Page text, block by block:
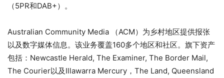
（5PR和DAB+）。
Australian Community Media （ACM）为乡村地区提供报张
以及数字媒体信息。该业务覆盖160多个地区和社区。旗下资产
包括：Newcastle Herald, The Examiner, The Border Mail,
The Courier以及Illawarra Mercury，The Land, Queensland